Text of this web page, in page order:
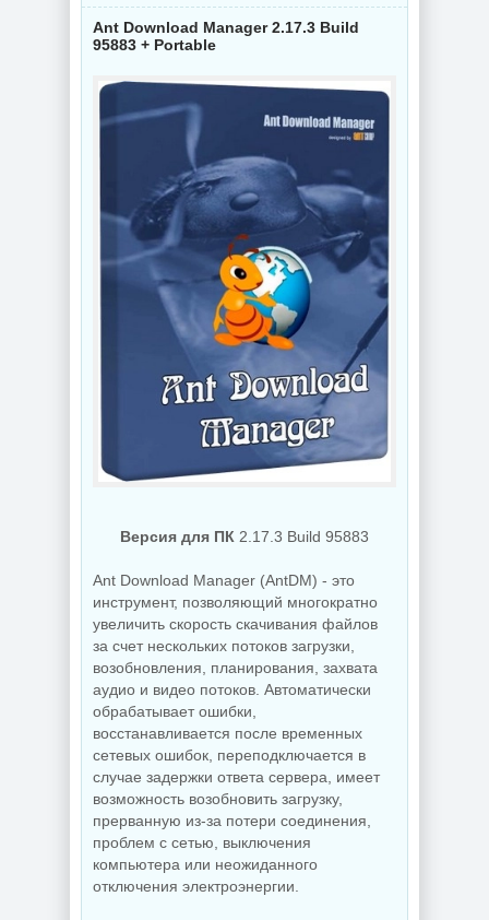
документов
Adobe Acrobat Pro
2026.001.21771 by
KpoJIuK
Конвертер видео
Wondershare
UniConverter
17.4.5.648 by 7997
Видеоконвертер
Wondershare
17.4.5.648 RePack
Интернет
мессенджер
Telegram Desktop
7.0.7 + Portable
Схемы курсоров
для
компьютерной
мышки (Cursors
concept scheme)
NEW
Создание
коллажей Shotcut
26.8.1 + Portable
NEW
PDF редактор
NEW
ON1 Effects
2026.5
NEW
Ant Download Manager 2.17.3 Build
95883 + Portable
Версия для ПК 2.17.3 Build 95883
Ant Download Manager (AntDM) - это
инструмент, позволяющий многократно
увеличить скорость скачивания файлов
за счет нескольких потоков загрузки,
возобновления, планирования, захвата
аудио и видео потоков. Автоматически
обрабатывает ошибки,
восстанавливается после временных
сетевых ошибок, переподключается в
случае задержки ответа сервера, имеет
возможность возобновить загрузку,
прерванную из-за потери соединения,
проблем с сетью, выключения
компьютера или неожиданного
отключения электроэнергии.